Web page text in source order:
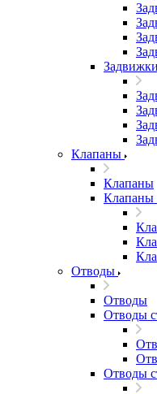
Клапаны
Клапаны
Клапаны
Отводы
Отводы
Отводы
Отводы